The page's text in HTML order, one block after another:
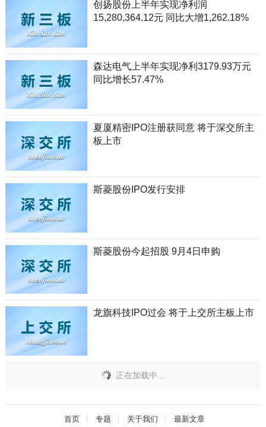
创扬股份上半年实现净利润
15,280,364.12元 同比大增1,262.18%
森达电气上半年实现净利3179.93万元
同比增长57.47%
夏厦精密IPO注册获同意 将于深交所主
板上市
斯菱股份IPO发行安排
斯菱股份今起招股 9月4日申购
龙旗科技IPO过会 将于上交所主板上市
正在加载中...
首页 专题 关于我们 最新文章